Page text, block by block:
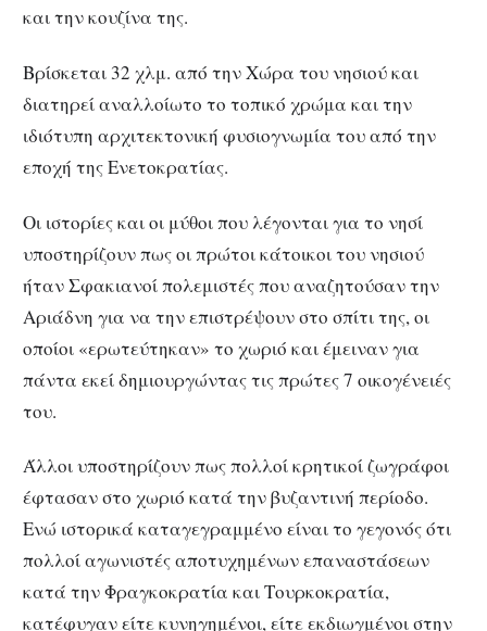
και την κουζίνα της.
Βρίσκεται 32 χλμ. από την Χώρα του νησιού και
διατηρεί αναλλοίωτο το τοπικό χρώμα και την
ιδιότυπη αρχιτεκτονική φυσιογνωμία του από την
εποχή της Ενετοκρατίας.
Οι ιστορίες και οι μύθοι που λέγονται για το νησί
υποστηρίζουν πως οι πρώτοι κάτοικοι του νησιού
ήταν Σφακιανοί πολεμιστές που αναζητούσαν την
Αριάδνη για να την επιστρέψουν στο σπίτι της, οι
οποίοι «ερωτεύτηκαν» το χωριό και έμειναν για
πάντα εκεί δημιουργώντας τις πρώτες 7 οικογένειές
του.
Άλλοι υποστηρίζουν πως πολλοί κρητικοί ζωγράφοι
έφτασαν στο χωριό κατά την βυζαντινή περίοδο.
Ενώ ιστορικά καταγεγραμμένο είναι το γεγονός ότι
πολλοί αγωνιστές αποτυχημένων επαναστάσεων
κατά την Φραγκοκρατία και Τουρκοκρατία,
κατέφυγαν είτε κυνηγημένοι, είτε εκδιωγμένοι στην